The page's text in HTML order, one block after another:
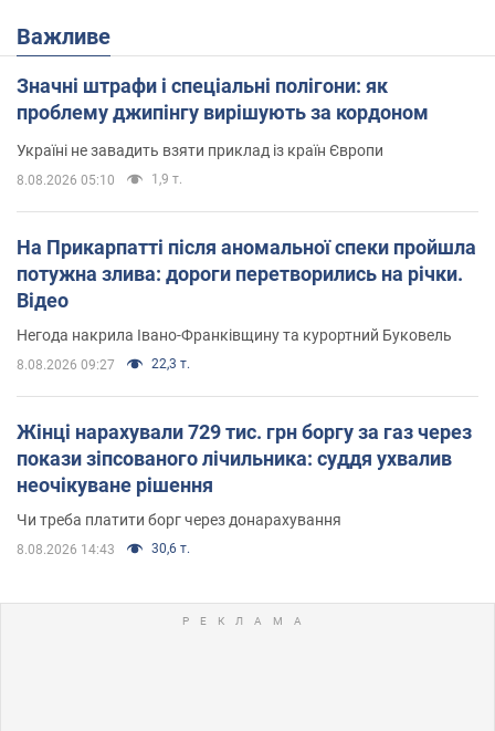
Важливе
Значні штрафи і спеціальні полігони: як
проблему джипінгу вирішують за кордоном
Україні не завадить взяти приклад із країн Європи
8.08.2026 05:10 1,9 т.
На Прикарпатті після аномальної спеки пройшла
потужна злива: дороги перетворились на річки.
Відео
Негода накрила Івано-Франківщину та курортний Буковель
8.08.2026 09:27 22,3 т.
Жінці нарахували 729 тис. грн боргу за газ через
покази зіпсованого лічильника: суддя ухвалив
неочікуване рішення
Чи треба платити борг через донарахування
8.08.2026 14:43 30,6 т.